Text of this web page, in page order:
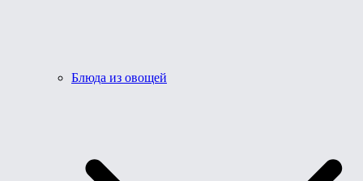
Блюда из овощей